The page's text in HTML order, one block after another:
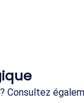
Consultez